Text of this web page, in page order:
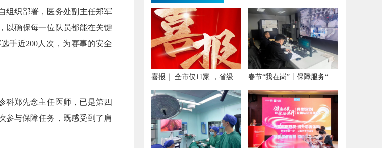
组织部署，医务处副主任郑军
以确保每一位队员都能在关键
手近200人次，为赛事的安全
科郑先念主任医师，已是第四
参与保障任务，既感受到了肩